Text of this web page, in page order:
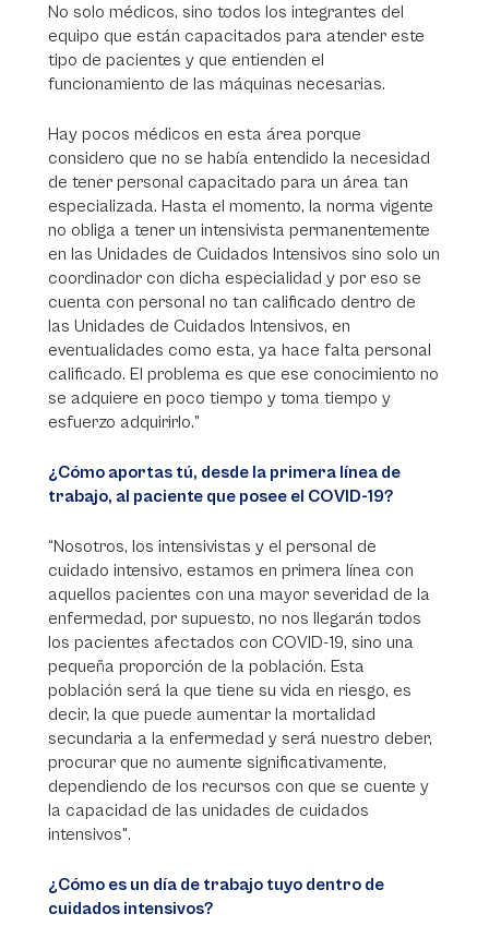
No solo médicos, sino todos los integrantes del
equipo que están capacitados para atender este
tipo de pacientes y que entienden el
funcionamiento de las máquinas necesarias.
Hay pocos médicos en esta área porque
considero que no se había entendido la necesidad
de tener personal capacitado para un área tan
especializada. Hasta el momento, la norma vigente
no obliga a tener un intensivista permanentemente
en las Unidades de Cuidados Intensivos sino solo un
coordinador con dicha especialidad y por eso se
cuenta con personal no tan calificado dentro de
las Unidades de Cuidados Intensivos, en
eventualidades como esta, ya hace falta personal
calificado. El problema es que ese conocimiento no
se adquiere en poco tiempo y toma tiempo y
esfuerzo adquirirlo.”
¿Cómo aportas tú, desde la primera línea de
trabajo, al paciente que posee el COVID-19?
“Nosotros, los intensivistas y el personal de
cuidado intensivo, estamos en primera línea con
aquellos pacientes con una mayor severidad de la
enfermedad, por supuesto, no nos llegarán todos
los pacientes afectados con COVID-19, sino una
pequeña proporción de la población. Esta
población será la que tiene su vida en riesgo, es
decir, la que puede aumentar la mortalidad
secundaria a la enfermedad y será nuestro deber,
procurar que no aumente significativamente,
dependiendo de los recursos con que se cuente y
la capacidad de las unidades de cuidados
intensivos".
¿Cómo es un día de trabajo tuyo dentro de
cuidados intensivos?